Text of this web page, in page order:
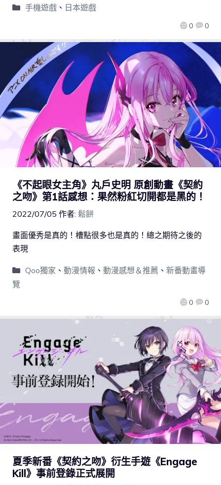
0 0
手機遊戲、 日本遊戲
《不起眼女主角》丸戶史明 原創動畫《契約
之吻》第1話感想：果然粉紅切開都是黑的！
2022/07/05 作者: 鬆餅
0 0
畫面優秀是真的！槽點很多也是真的！總之期待之後的
表現
Qoo獨家 、 動漫情報 、 動漫感想＆推薦 、 新番動畫導
覽
夏季新番《契約之吻》衍生手遊《Engage
Kill》事前登錄正式展開